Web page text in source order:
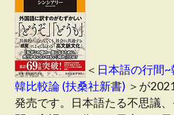
＜ 日本語の行間
韓比較論 (扶桑社新書) ＞が
発売です。日本語たる不思議